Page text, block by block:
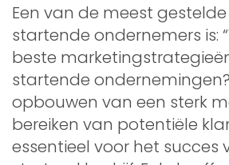
Een van de meest
startende ondernemers is:
beste
startende
opbouwen van een sterk
bereiken van potentiële
essentieel voor het succes